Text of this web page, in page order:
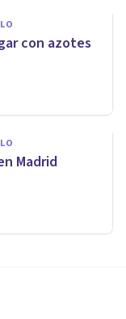
con azotes
Madrid